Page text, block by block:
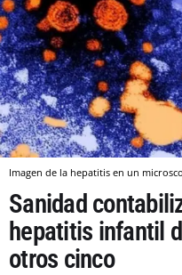
Imagen de la hepatitis en un
Sanidad
hepatitis infantil
otros cinco